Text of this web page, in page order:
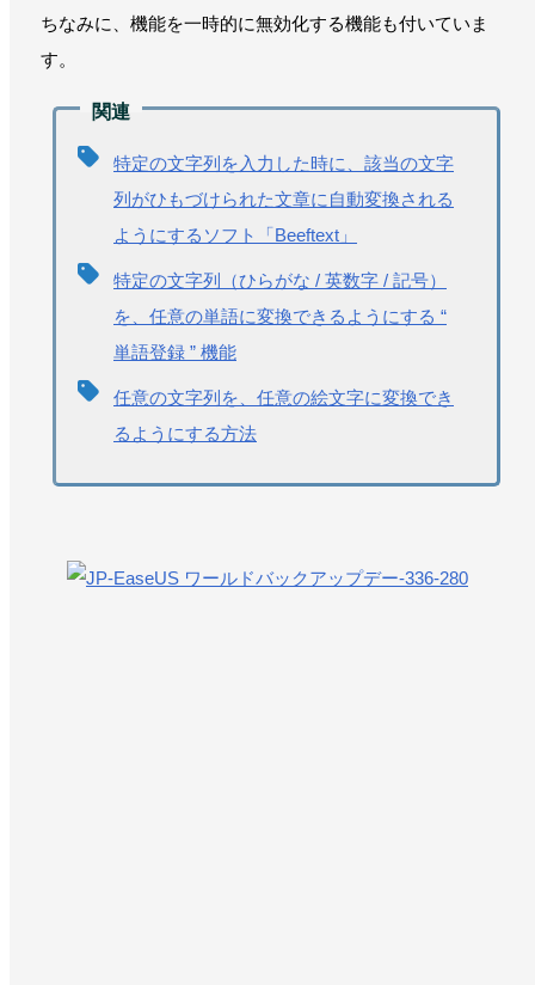
ちなみに、機能を一時的に無効化する機能も付いていま
す。
特定の文字列を入力した時に、該当の文字
列がひもづけられた文章に自動変換される
ようにするソフト「Beeftext」
特定の文字列（ひらがな / 英数字 / 記号）
を、任意の単語に変換できるようにする “
単語登録 ” 機能
任意の文字列を、任意の絵文字に変換でき
るようにする方法